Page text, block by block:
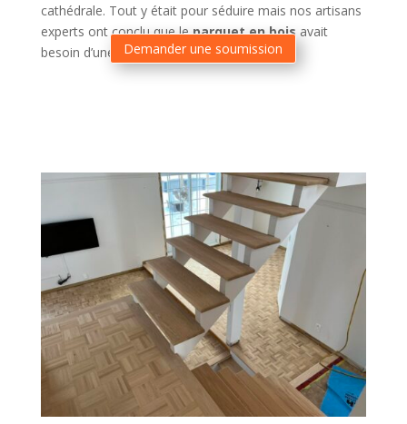
cathédrale. Tout y était pour séduire mais nos artisans
experts ont conclu que leparquet en bois avait
besoin d’une bonne rénovation.
Demander une soumission